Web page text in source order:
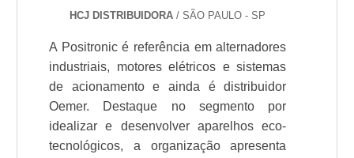
HCJ DISTRIBUIDORA / SÃO PAULO - SP
A Positronic é referência em alternadores
industriais, motores elétricos e sistemas
de acionamento e ainda é distribuidor
Oemer. Destaque no segmento por
idealizar e desenvolver aparelhos eco-
tecnológicos, a organização apresenta